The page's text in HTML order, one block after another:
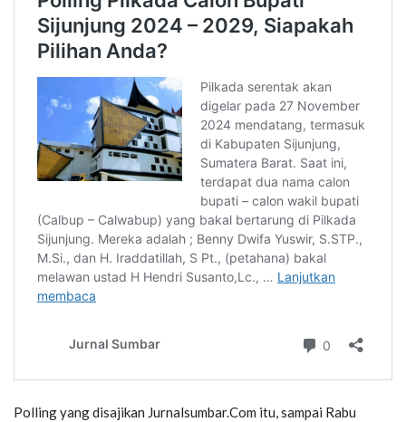
Polling yang disajikan Jurnalsumbar.Com itu, sampai Rabu